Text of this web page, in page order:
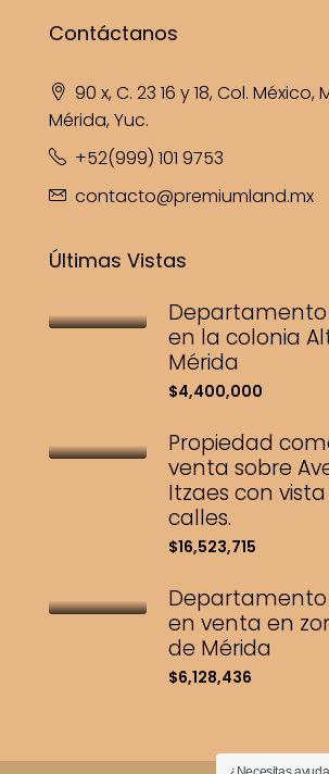
Contáctanos
90 x, C. 23 16 y 18, Col. México,
Mérida, Yuc.
+52(999) 101 9753
contacto@premiumland.mx
Últimas Vistas
en la colonia
Mérida
$4,400,000
Propiedad
venta sobre
Itzaes con
calles.
$16,523,715
en venta en
de Mérida
$6,128,436